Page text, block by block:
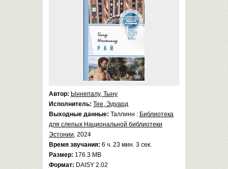
Автор: Ыннепалу, Тыну
Исполнитель: Тее, Эдуард
Выходные данные: Таллинн : Библиотека
для слепых Национальной библиотеки
Эстонии, 2024
Время звучания: 6 ч. 23 мин. 3 сек.
Размер: 176.3 MB
Формат: DAISY 2.02